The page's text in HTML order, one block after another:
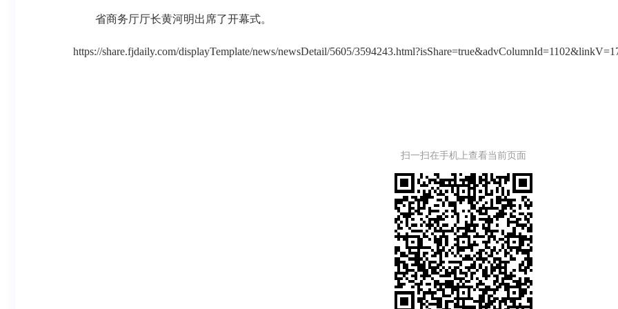
省商务厅厅长黄河明出席了开幕式。
https://share.fjdaily.com/displayTemplate/news/newsDetail/5605/
扫一扫在手机上查看当前页面